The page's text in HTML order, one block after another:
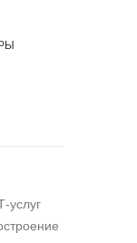
услуг